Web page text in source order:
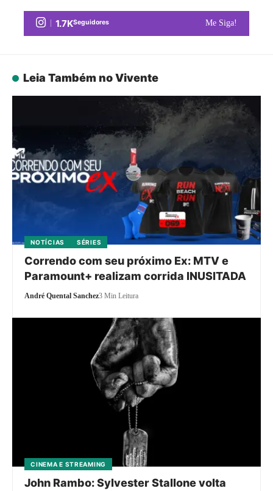
1.7KSeguidores Me Siga!
Leia Também no Vivente
NOTÍCIAS SÉRIES
Correndo com seu próximo Ex: MTV e
Paramount+ realizam corrida INUSITADA
André Quental Sanchez3 Min Leitura
CINEMA E STREAMING
John Rambo: Sylvester Stallone volta